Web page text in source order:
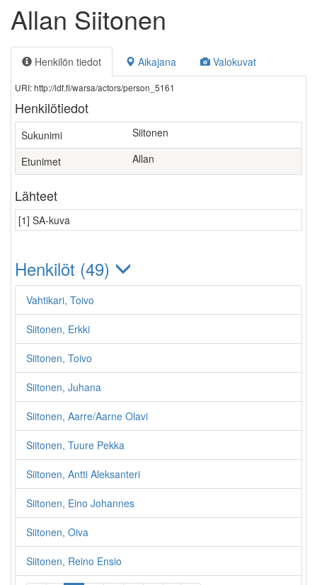
Allan Siitonen
Henkilön tiedot Aikajana Valokuvat
URI: http://ldf.fi/warsa/actors/person_5161
Henkilötiedot
Sukunimi Siitonen
Etunimet Allan
Lähteet
[1] SA-kuva
Henkilöt (49)
Vahtikari, Toivo
Siitonen, Erkki
Siitonen, Toivo
Siitonen, Juhana
Siitonen, Aarre/Aarne Olavi
Siitonen, Tuure Pekka
Siitonen, Antti Aleksanteri
Siitonen, Eino Johannes
Siitonen, Oiva
Siitonen, Reino Ensio